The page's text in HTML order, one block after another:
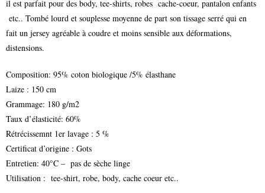
il est parfait pour des body, tee-shirts, robes cache-coeur, pantalon enfants
etc.. Tombé lourd et souplesse moyenne de part son tissage serré qui en
fait un jersey agréable à coudre et moins sensible aux déformations,
distensions.
Composition: 95% coton biologique /5% élasthane
Laize : 150 cm
Grammage: 180 g/m2
Taux d’élasticité: 60%
Rétrécissemnt 1er lavage : 5 %
Certificat d’origine : Gots
Entretien: 40°C – pas de sèche linge
Utilisation : tee-shirt, robe, body, cache coeur etc..